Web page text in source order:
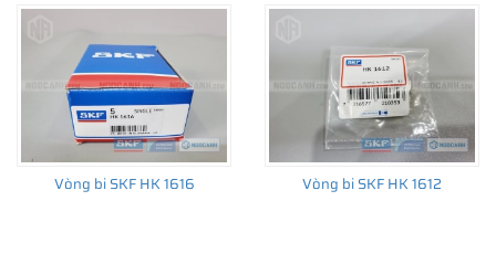
Giá bán và nơi bán Phớt chắn dầu SKF chính hãng uy
tín
Để có báo giá Phớt SKF 16x32x7 HMSA10 RG tốt nhất, hãy liên
hệ với
Distributor
Vòng bi SKF HK 1616 Vòng bi SKF HK 1612